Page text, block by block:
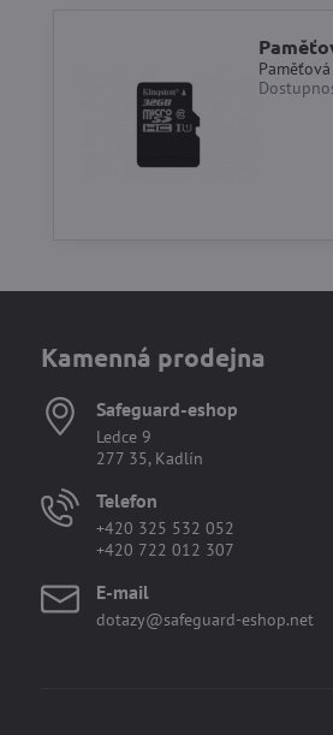
Kamenná prodejna
Safeguard-eshop
Ledce 9
277 35, Kadlín
Telefon
+420 325 532 052
+420 722 012 307
E-mail
dotazy@safeguard-eshop.net